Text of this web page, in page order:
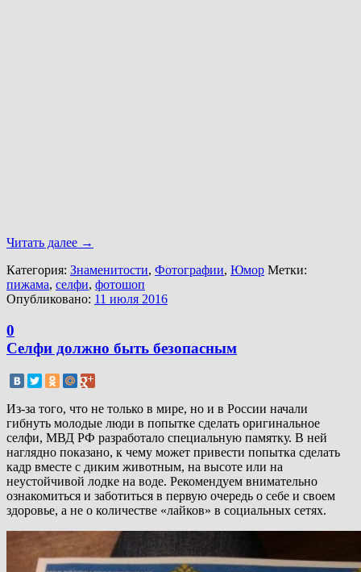
Читать далее →
Категория: Знаменитости, Фотографии, Юмор Метки:
пижама, селфи, фотошоп
Опубликовано: 11 июля 2016
0
Селфи должно быть безопасным
Из-за того, что не только в мире, но и в России начали
гибнуть молодые люди в попытке сделать оригинальное
селфи, МВД РФ разработало специальную памятку. В ней
наглядно показано, к чему может привести попытка сделать
кадр вместе с диким животным, на высоте или на
неустойчивой лодке на воде. Рекомендуем внимательно
ознакомиться и заботиться в первую очередь о себе и своем
здоровье, а не о количестве «лайков» в социальных сетях.